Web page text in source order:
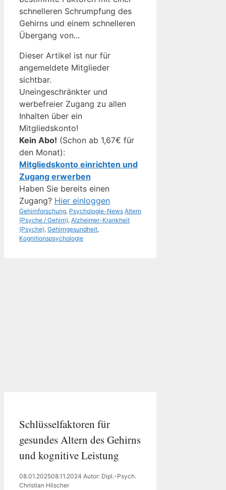
schnelleren Schrumpfung des
Gehirns und einem schnelleren
Übergang von...
Dieser Artikel ist nur für
angemeldete Mitglieder
sichtbar.
Uneingeschränkter und
werbefreier Zugang zu allen
Inhalten über ein
Mitgliedskonto!
Kein Abo! (Schon ab 1,67€ für
den Monat):
Mitgliedskonto einrichten und
Zugang erwerben
Haben Sie bereits einen
Zugang? Hier einloggen
Kategorien
Gehirnforschung, Psychologie-News Schlagwörter
Altern
(Psyche / Gehirn), Alzheimer-Krankheit
(Psyche), Gehirngesundheit,
Kognitionspsychologie
Schlüsselfaktoren für
gesundes Altern des Gehirns
und kognitive Leistung
08.01.202508.11.2024 Autor: Dipl.-Psych.
Christian Hilscher